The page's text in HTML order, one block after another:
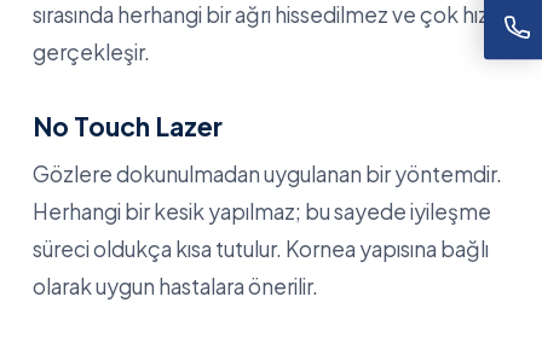
sırasında herhangi bir ağrı hissedilmez ve çok hızlı
gerçekleşir.
No Touch Lazer
Gözlere dokunulmadan uygulanan bir yöntemdir.
Herhangi bir kesik yapılmaz; bu sayede iyileşme
süreci oldukça kısa tutulur. Kornea yapısına bağlı
olarak uygun hastalara önerilir.